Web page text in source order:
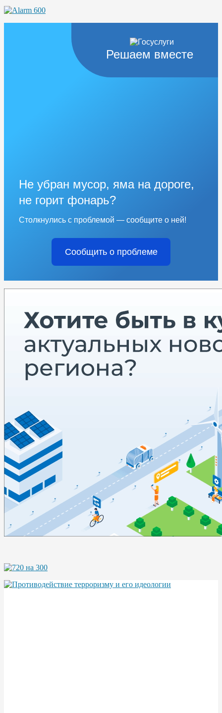
Решаем вместе
Не убран мусор, яма на дороге,
не горит фонарь?
Столкнулись с проблемой — сообщите о ней!
Сообщить о проблеме